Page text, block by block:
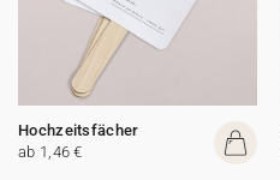
Hochzeitsfächer
ab 1,46 €